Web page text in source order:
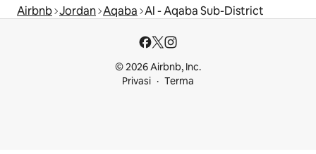
Airbnb Jordan Aqaba Al - Aqaba Sub-District
© 2026 Airbnb, Inc.
Privasi
Terma